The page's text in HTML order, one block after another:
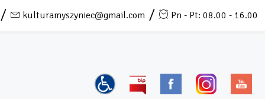
kulturamyszyniec@gmail.com Pn - Pt: 08.00 - 16.00